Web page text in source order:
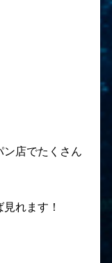
店でたくさん
れます！